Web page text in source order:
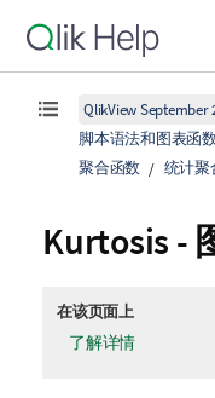
QlikView September
脚本语法和图表函
聚合函数
统计聚
Kurtosis -
在该页面上
了解详情